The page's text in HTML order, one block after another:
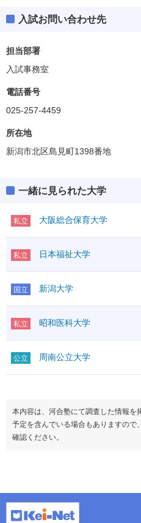
看護学部
健康科学部
医療情報経営学部
入試お問い合わせ先
担当部署
入試事務室
電話番号
025-257-4459
所在地
新潟市北区島見町1398番地
一緒に見られた大学
私立 大阪総合保育大学
私立 日本福祉大学
国立 新潟大学
私立 昭和医科大学
公立 周南公立大学
本内容は、河合塾にて調査した情報を
予定を含んでいる場合もありますので
確認ください。